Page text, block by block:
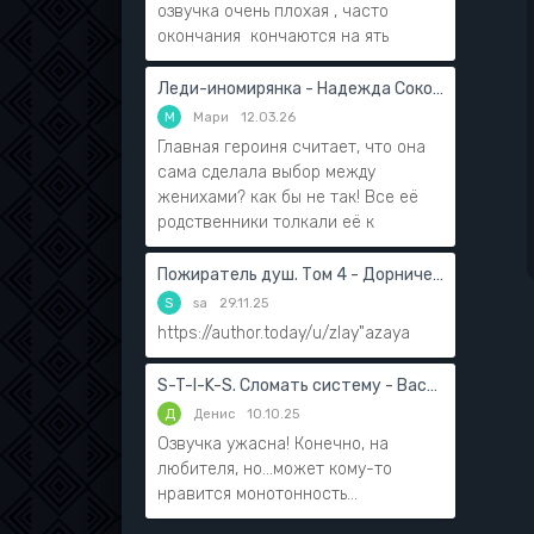
озвучка очень плохая , часто
окончания кончаются на ять
Леди-иномирянка - Надежда Соколова
М Мари 12.03.26
Главная героиня считает, что она
сама сделала выбор между
женихами? как бы не так! Все её
родственники толкали её к
Пожиратель душ. Том 4 - Дорничев Дмитрий
S sa 29.11.25
https://author.today/u/zlay"azaya
S-T-I-K-S. Сломать систему - Василий Мушинский
Д Денис 10.10.25
Озвучка ужасна! Конечно, на
любителя, но...может кому-то
нравится монотонность...